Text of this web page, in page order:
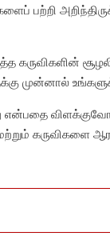
பற்றி
கருவிகளின்
முன்னால்
கருவிகளை